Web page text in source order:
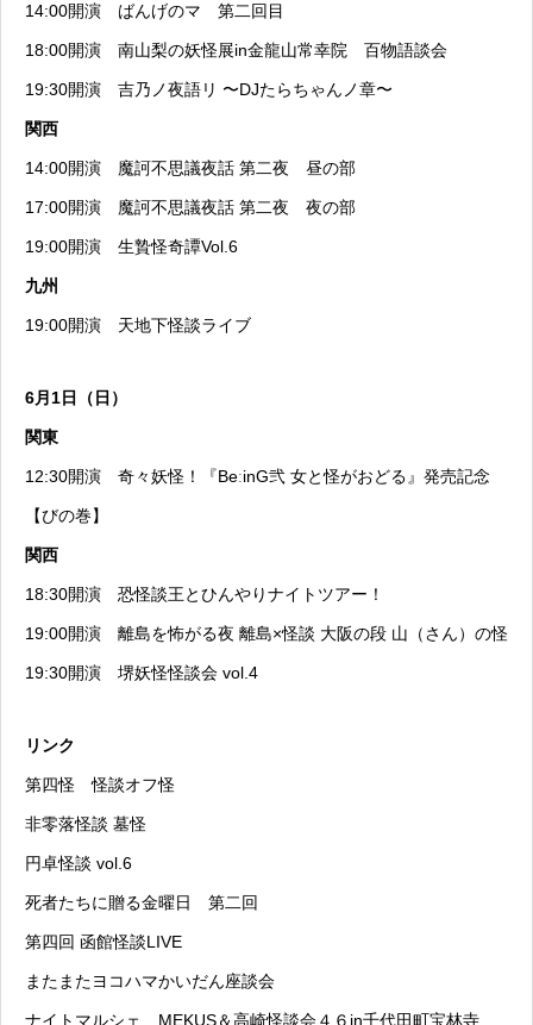
14:00開演 ばんげのマ 第二回目
18:00開演 南山梨の妖怪展in金龍山常幸院 百物語談会
19:30開演 吉乃ノ夜語リ 〜DJたらちゃんノ章〜
関西
14:00開演 魔訶不思議夜話 第二夜 昼の部
17:00開演 魔訶不思議夜話 第二夜 夜の部
19:00開演 生贄怪奇譚Vol.6
九州
19:00開演 天地下怪談ライブ
6月1日（日）
関東
12:30開演 奇々妖怪！『BeːinG弐 女と怪がおどる』発売記念
【びの巻】
関西
18:30開演 恐怪談王とひんやりナイトツアー！
19:00開演 離島を怖がる夜 離島×怪談 大阪の段 山（さん）の怪
19:30開演 堺妖怪怪談会 vol.4
リンク
第四怪 怪談オフ怪
非零落怪談 墓怪
円卓怪談 vol.6
死者たちに贈る金曜日 第二回
第四回 函館怪談LIVE
またまたヨコハマかいだん座談会
ナイトマルシェ MEKUS＆高崎怪談会４６in千代田町宝林寺